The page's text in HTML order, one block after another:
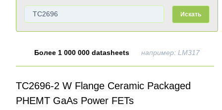
Искать
Более 1 000 000 datasheets например: LM317
TC2696-2 W Flange Ceramic Packaged
PHEMT GaAs Power FETs